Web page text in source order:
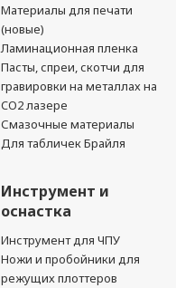
Материалы для печати
(новые)
Ламинационная пленка
Пасты, спреи, скотчи для
гравировки на металлах на
CO2 лазере
Смазочные материалы
Для табличек Брайля
Инструмент и
оснастка
Инструмент для ЧПУ
Ножи и пробойники для
режущих плоттеров